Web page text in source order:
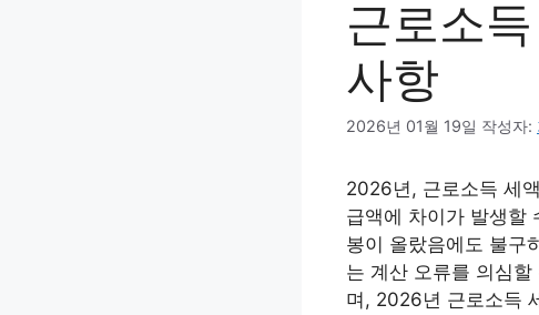
근로소
사항
2026년 01월 19일 작성자:
2026년, 근로소득 세
급액에 차이가 발생할
봉이 올랐음에도 불구
는 계산 오류를 의심
며, 2026년 근로소득